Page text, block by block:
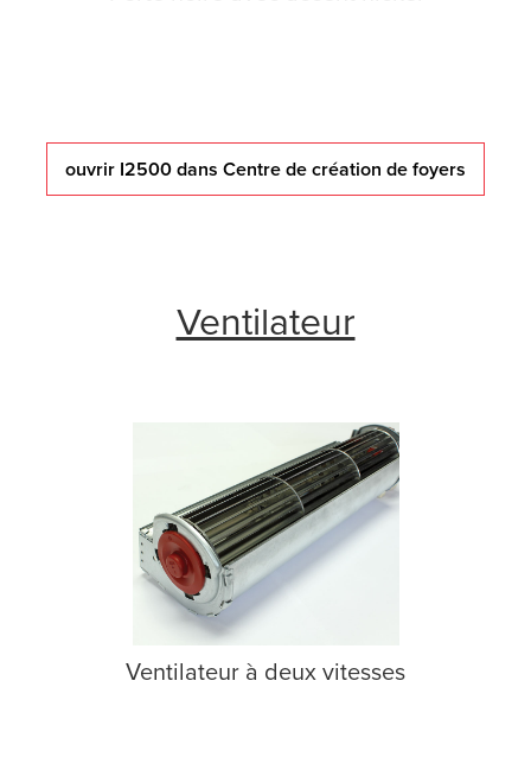
ouvrir I2500 dans Centre de création de foyers
Ventilateur
Ventilateur à deux vitesses